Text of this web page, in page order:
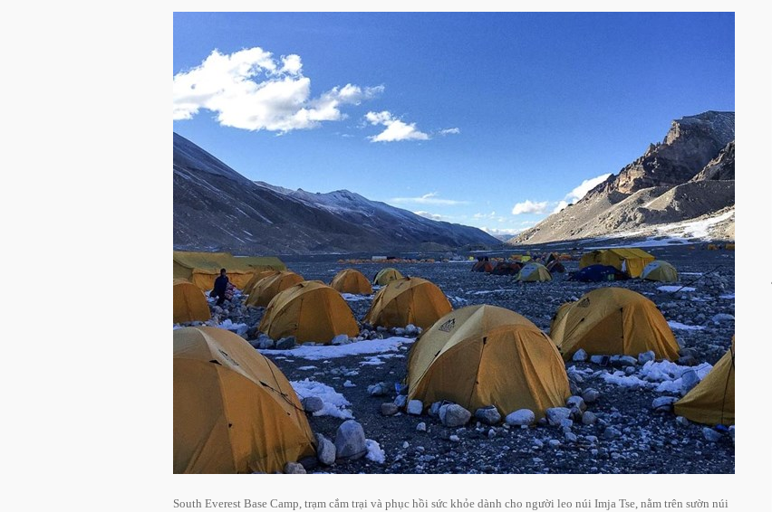
South Everest Base Camp, trạm cắm trại và phục hồi sức khỏe dành cho người leo núi Imja Tse, nằm trên sườn núi